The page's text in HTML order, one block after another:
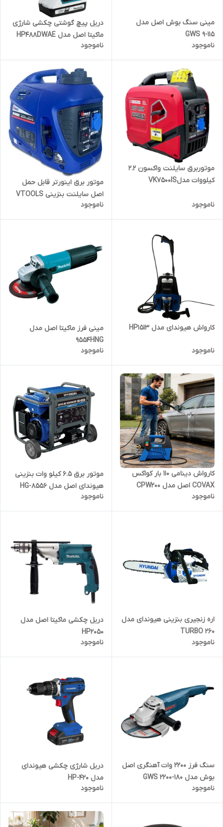
مینی سنگ بوش اصل مدل
GWS 9-115
ناموجود
دریل پیچ گوشتی چکشی شارژی
ماکیتا اصل مدل HP488DWAE
ناموجود
موتوربرق سایلنت واکسون ۲.۲
کیلووات مدلVK7500IS
ناموجود
موتور برق اینورتر قابل حمل
اصل سایلنت بنزینی VTOOLS
VG1000IS
ناموجود
کارواش هیوندای مدل HP1513
ناموجود
مینی فرز ماکیتا اصل مدل
9554HNG
ناموجود
کارواش دینامی 110 بار کواکس
COVAX اصل مدل CPW200
ناموجود
موتور برق 6.5 کیلو وات بنزینی
هیوندای اصل مدل HG-8556
ناموجود
اره زنجیری بنزینی هیوندای مدل
TURBO 260
ناموجود
دریل چکشی ماکیتا اصل مدل
HP2050
ناموجود
سنگ فرز 2200 وات آهنگری اصل
بوش مدل GWS 2200-180
ناموجود
دریل شارژی چکشی هیوندای
مدل HP-420
ناموجود